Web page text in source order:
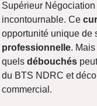
Supérieur
incontournable. Ce
opportunité unique de
professionnelle.
quels débouchés
du BTS NDRC et
commercial.